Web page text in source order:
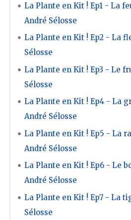
La Plante en Kit ! Ep1 - La
André Sélosse
La Plante en Kit ! Ep2 - La
Sélosse
La Plante en Kit ! Ep3 - Le
Sélosse
La Plante en Kit ! Ep4 - La
André Sélosse
La Plante en Kit ! Ep5 - La
André Sélosse
La Plante en Kit ! Ep6 - Le
André Sélosse
La Plante en Kit ! Ep7 - La
Sélosse